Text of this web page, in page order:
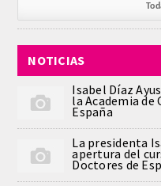
SUPERNUMERARIOS
HONOR
CORRESPONDIENTES
HISTÓRICO DE
NOTICIAS
Isabel Díaz
la Academia de
España
La presidenta
apertura del
Doctores de